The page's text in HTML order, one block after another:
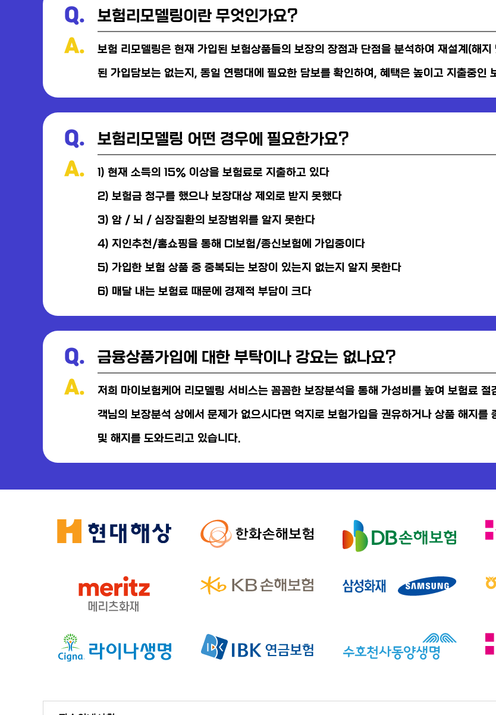
Q. 보험리모델링이란 무엇인가요?
A.
보험 리모델링은 현재 가입된 보험상품들의 보장의 장점과 단점을 분석하여 재설계(해
된 가입담보는 없는지, 동일 연령대에 필요한 담보를 확인하여, 혜택은 높이고 지출중인
Q. 보험리모델링 어떤 경우에 필요한가요?
A.
1) 현재 소득의 15% 이상을 보험료로 지출하고 있다
2) 보험금 청구를 했으나 보장대상 제외로 받지 못했다
3) 암 / 뇌 / 심장질환의 보장범위를 알지 못한다
4) 지인추천/홈쇼핑을 통해 CI보험/종신보험에 가입중이다
5) 가입한 보험 상품 중 중복되는 보장이 있는지 없는지 알지 못한다
6) 매달 내는 보험료 때문에 경제적 부담이 크다
Q. 금융상품가입에 대한 부탁이나 강요는 없나요?
A.
저희 마이보험케어 리모델링 서비스는 꼼꼼한 보장분석을 통해 가성비를 높여 보험료
객님의 보장분석 상에서 문제가 없으시다면 억지로 보험가입을 권유하거나 상품 해지를
및 해지를 도와드리고 있습니다.